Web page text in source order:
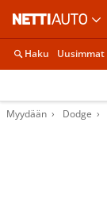
Haku Uusimmat
Myydään Dodge